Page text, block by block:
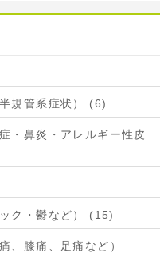
規管系症状） (6)
・鼻炎・アレルギー性皮
ク・鬱など） (15)
、膝痛、足痛など）